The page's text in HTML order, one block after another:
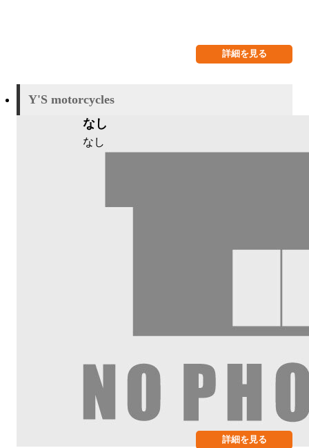
詳細を見る
Y'S motorcycles
なし
なし
詳細を見る